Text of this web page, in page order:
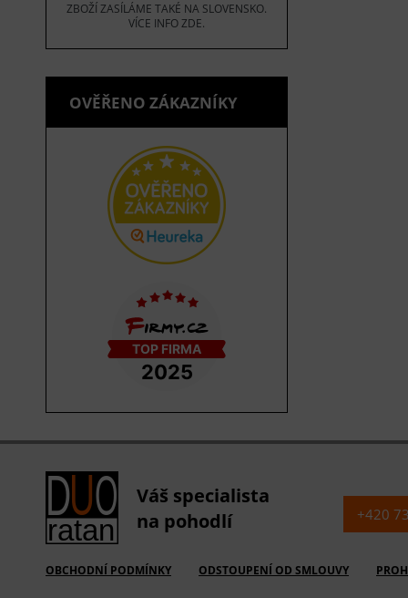
ZBOŽÍ ZASÍLÁME TAKÉ NA SLOVENSKO.
VÍCE INFO ZDE.
OVĚŘENO ZÁKAZNÍKY
Váš specialista
na pohodlí
OBCHODNÍ PODMÍNKY ODSTOUPENÍ OD SMLOUVY
+420